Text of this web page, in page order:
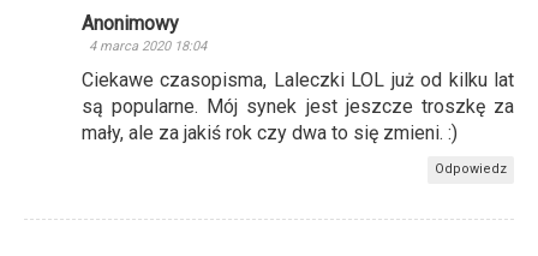
Anonimowy
4 marca 2020 18:04
Ciekawe czasopisma, Laleczki LOL już od kilku lat
są popularne. Mój synek jest jeszcze troszkę za
mały, ale za jakiś rok czy dwa to się zmieni. :)
Odpowiedz